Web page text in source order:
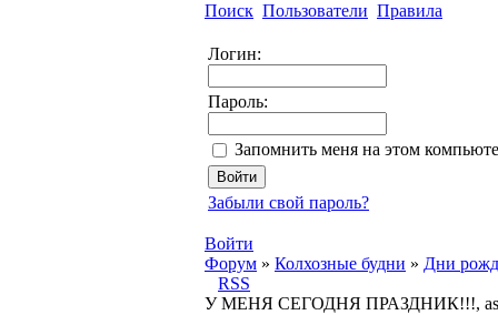
Поиск Пользователи Правила
Логин:
Пароль:
Запомнить меня на этом
Забыли свой пароль?
Войти
Форум » Колхозные будни » Дни
RSS
У МЕНЯ СЕГОДНЯ ПРАЗДНИК!!!, as